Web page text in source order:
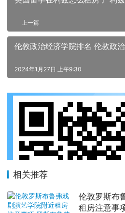
上一篇
伦敦政治经济学院排名 伦敦政
2024年1月27日 上午9:30
相关推荐
伦敦罗斯布
租房注意事